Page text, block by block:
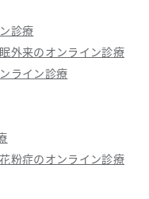
診療
外来のオンライン診療
ライン診療
花粉症のオンライン診療